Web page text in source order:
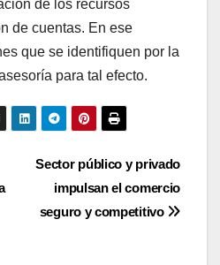
de los recursos
de cuentas. En ese
que se identifiquen por la
para tal efecto.
Sector público y privado
impulsan el comercio
seguro y competitivo